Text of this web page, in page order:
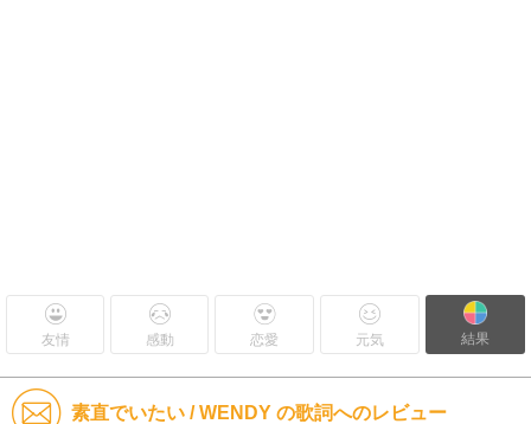
友情 感動 恋愛 元気 結果
素直でいたい / WENDY の歌詞へのレビュー